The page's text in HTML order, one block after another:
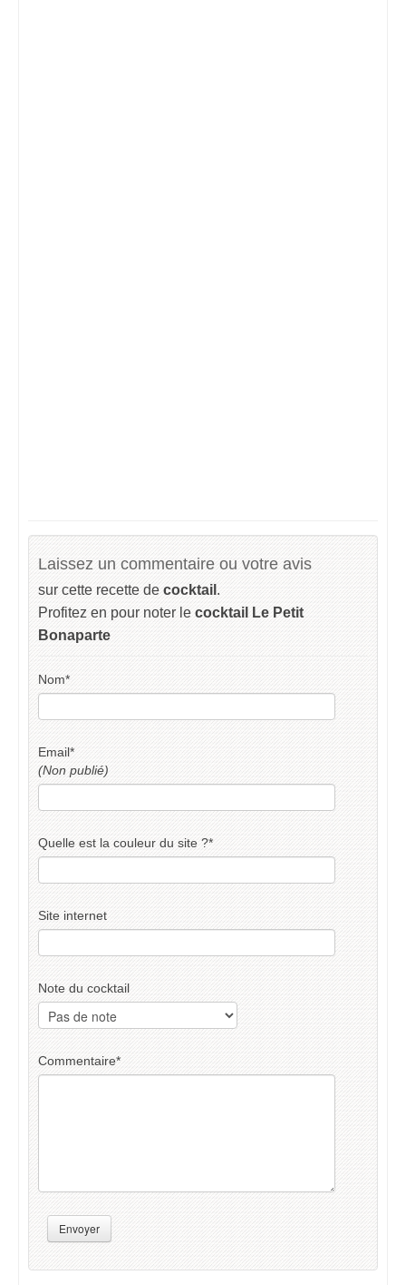
Laissez un commentaire ou votre avis
sur cette recette de cocktail .
Profitez en pour noter le cocktail Le Petit
Bonaparte
Nom*
Email*
(Non publié)
Quelle est la couleur du site ?*
Site internet
Note du cocktail
Commentaire*
Envoyer